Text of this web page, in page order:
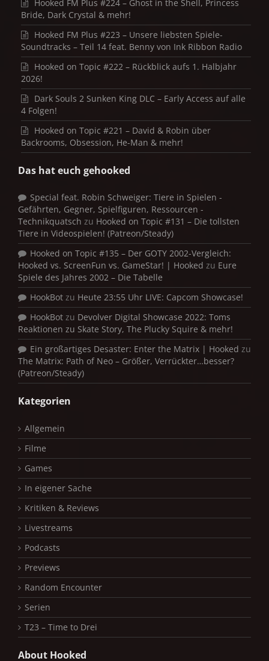
Hooked FM Plus #224 – Ghost in the Shell, Princess
Bride, Dark Crystal & mehr!
Hooked FM Plus #223 – Unsere liebsten Spiele-
Soundtracks – Teil 14 feat. Benny von Ink Ribbon Radio
Hooked on Topic #222 – Rückblick aufs 1. Halbjahr
2026!
Dark Souls 2 Sunken King DLC – Early Access auf alle
4 Folgen!
Hooked on Topic #221 – David & Robin über
Backrooms, Obsession, He-Man & mehr!
Das hat euch gehooked
Special feat. Robin Schweiger: Tiere in Spielen -
Gefährten, Gegner, Spielfiguren, Ressourcen -
Technikquatsch zu Hooked on Topic #131 – Die tollsten
Tiere in Videospielen! (Patreon/Steady)
Hooked on Topic #135 – Der GOTY 2002-Vergleich:
Hooked vs. ScreenFun vs. GameStar! | Hooked zu Eure
Spiele des Jahres 2002 – Die Tabelle
HookBot zu Heute 23:55 Uhr LIVE: Capcom Showcase!
HookBot zu Devolver Digital Showcase 2022: Toms
Reaktionen zu Skate Story, The Plucky Squire & mehr!
Ein großartiges Desaster: Enter the Matrix | Hooked zu
The Matrix: Path of Neo – Größer, Verrückter…besser?
(Patreon/Steady)
Kategorien
Allgemein
Filme
Games
In eigener Sache
Kritiken & Reviews
Livestreams
Podcasts
Previews
Random Encounter
Serien
T23 – Time to Drei
About Hooked